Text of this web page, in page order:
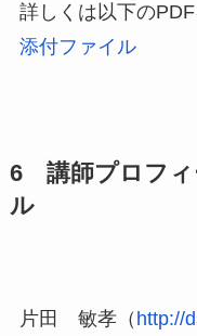
詳しくは以下のPDF
添付ファイル
6 講師プロフィ
片田 敏孝（ http://